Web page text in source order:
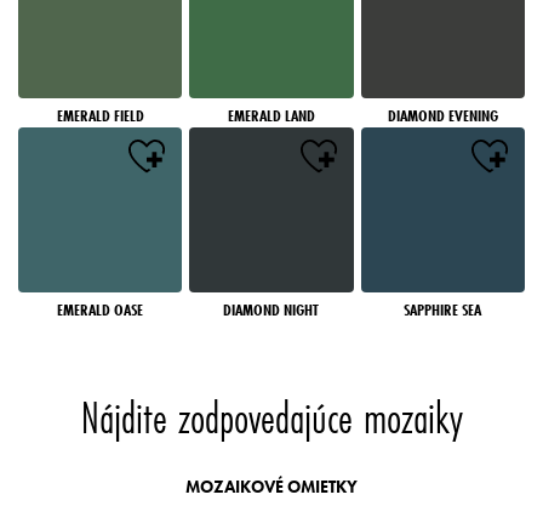
EMERALD FIELD EMERALD LAND DIAMOND EVENING
EMERALD OASE DIAMOND NIGHT SAPPHIRE SEA
Nájdite zodpovedajúce mozaiky
MOZAIKOVÉ OMIETKY